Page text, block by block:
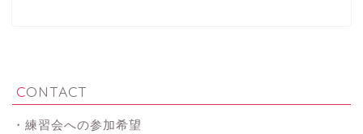
CONTACT
・練習会への参加希望